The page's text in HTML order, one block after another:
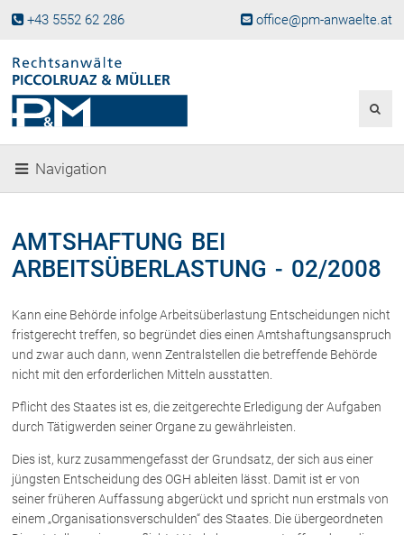
+43 5552 62 286 office@pm-anwaelte.at
Fachgebiete
Gesellschaftsgründung &
Beteiligungen
Immobilienrecht, Bauträgerrecht
Ferienimmobilien in Vorarlberg
Familienrecht und Scheidungen
Prozessführung und
Schiedsgerichtsbarkeit
Über uns
Kanzleiteam
Navigation
AMTSHAFTUNG BEI
ARBEITSÜBERLASTUNG - 02/2008
Kann eine Behörde infolge Arbeitsüberlastung Entscheidungen nicht
fristgerecht treffen, so begründet dies einen Amtshaftungsanspruch
und zwar auch dann, wenn Zentralstellen die betreffende Behörde
nicht mit den erforderlichen Mitteln ausstatten.
Pflicht des Staates ist es, die zeitgerechte Erledigung der Aufgaben
durch Tätigwerden seiner Organe zu gewährleisten.
Dies ist, kurz zusammengefasst der Grundsatz, der sich aus einer
jüngsten Entscheidung des OGH ableiten lässt. Damit ist er von
seiner früheren Auffassung abgerückt und spricht nun erstmals von
einem „Organisationsverschulden“ des Staates. Die übergeordneten